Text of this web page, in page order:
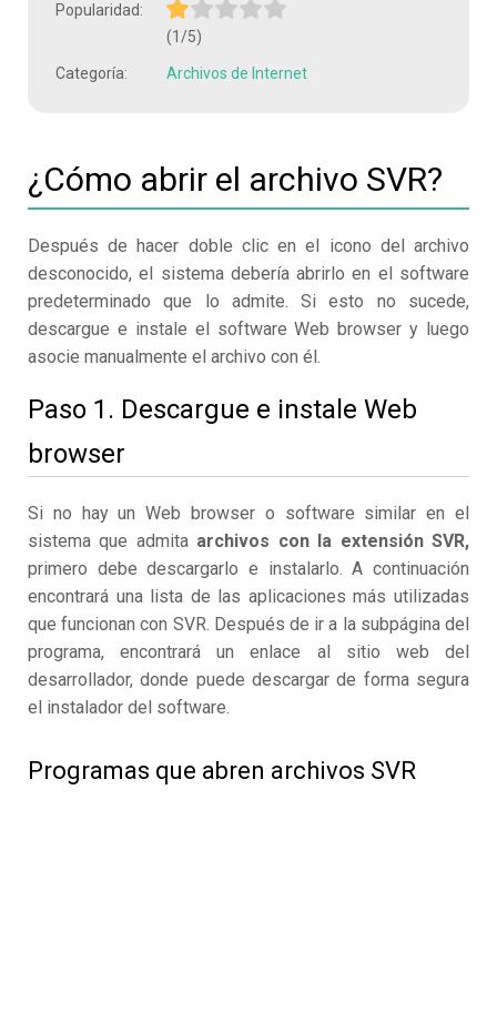
Popularidad:
(1/5)
Categoría: Archivos de Internet
¿Cómo abrir el archivo SVR?
Después de hacer doble clic en el icono del archivo
desconocido, el sistema debería abrirlo en el software
predeterminado que lo admite. Si esto no sucede,
descargue e instale el software Web browser y luego
asocie manualmente el archivo con él.
Paso 1. Descargue e instale Web
browser
Si no hay un Web browser o software similar en el
sistema que admita archivos con la extensión SVR,
primero debe descargarlo e instalarlo. A continuación
encontrará una lista de las aplicaciones más utilizadas
que funcionan con SVR. Después de ir a la subpágina del
programa, encontrará un enlace al sitio web del
desarrollador, donde puede descargar de forma segura
el instalador del software.
Programas que abren archivos SVR